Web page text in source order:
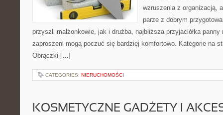
wzruszenia z organizacją,
parze z dobrym
przyszli małżonkowie, jak i drużba, najbliższa przyjaciółka panny
zaproszeni mogą poczuć się bardziej komfortowo. Kategorie na
Obrączki […]
CATEGORIES: NIERUCHOMOŚCI
KOSMETYCZNE GADŻETY I